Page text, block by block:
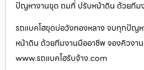
ปัญหางานขุด ถมที่ ปรับหน้าดิน ด้วยที
รถแบคโฮขุดบ่อวังทองหลาง จบทุกปัญ
หน้าดิน ด้วยทีมงานมืออาชีพ จองคิวงา
www.รถแบคโฮรับจ้าง.com